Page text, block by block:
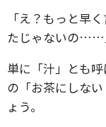
「え？もっと早
たじゃないの……
単に「汁」とも
の「お茶にしな
ょう。